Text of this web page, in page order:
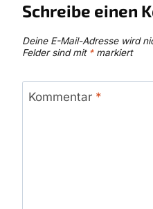
Schreibe einen
Deine E-Mail-Adresse wird
Felder sind mit *markiert
Kommentar *